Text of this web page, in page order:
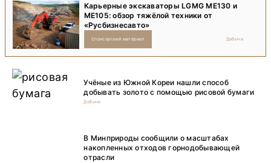
Карьерные экскаваторы LGMG ME130 и
ME105: обзор тяжёлой техники от
«Русбизнесавто»
Добыча
Спонсорский материал
Учёные из Южной Кореи нашли способ
добывать золото с помощью рисовой бумаги
Добыча
В Минприроды сообщили о масштабах
накопленных отходов горнодобывающей
отрасли